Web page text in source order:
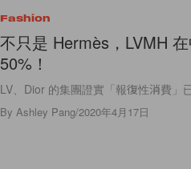
Fashion
不只是 Hermès，LVMH
50%！
LV、Dior 的集團證實「報復性消費」
By Ashley Pang/2020年4月17日